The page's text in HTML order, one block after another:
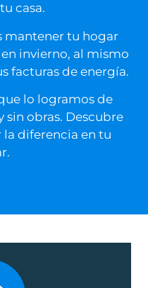
casa.
mantener tu hogar
invierno, al mismo
facturas de energía.
lo logramos de
sin obras. Descubre
diferencia en tu